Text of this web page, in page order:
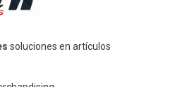
soluciones en artículos